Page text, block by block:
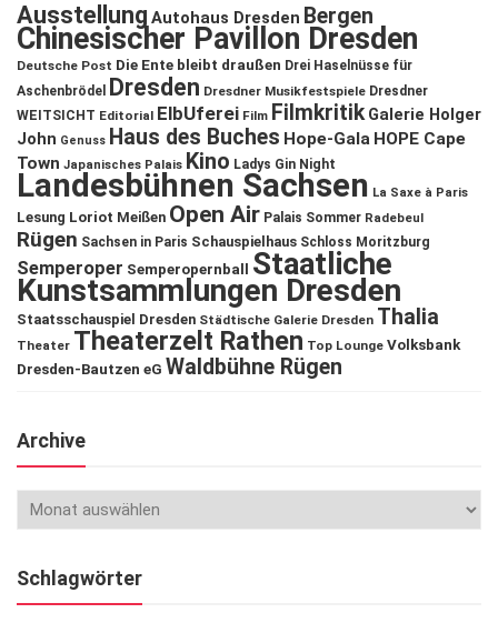
Ausstellung Autohaus Dresden Bergen
Chinesischer Pavillon Dresden
Deutsche Post Die Ente bleibt draußen Drei Haselnüsse für
Aschenbrödel
Dresden Dresdner Musikfestspiele Dresdner
WEITSICHT Editorial ElbUferei Film Filmkritik Galerie Holger
John Genuss Haus des Buches Hope-Gala HOPE Cape
Town Japanisches Palais Kino Ladys Gin Night
Landesbühnen Sachsen La Saxe à Paris
Lesung Loriot Meißen Open Air Palais Sommer Radebeul
Rügen Sachsen in Paris Schauspielhaus Schloss Moritzburg
Semperoper Semperopernball Staatliche
Kunstsammlungen Dresden
Staatsschauspiel Dresden Städtische Galerie Dresden Thalia
Theater Theaterzelt Rathen Top Lounge Volksbank
Dresden-Bautzen eG Waldbühne Rügen
Archive
Schlagwörter